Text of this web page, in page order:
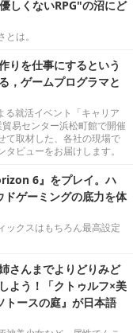
しくないRPG"の沼にど
は。
りを仕事にするという
，ゲームプログラマと
就活イベント「キャリア
易センター浜松町館で開催
て取材した、各社の現場で
ビューをお届けします。
6』をプレイ。ハ
ゲーミングの底力を体
ックスはもちろん最高設定
さんまでよりどりみど
よう！「クトゥルフ×美
トースの庭』が日本語